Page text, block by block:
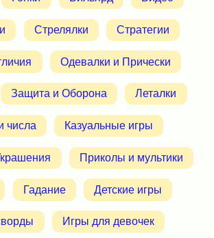
Стрелялки Стратегии
Одевалки и Прически
Защита и Оборона Леталки
числа Казуальные игры
Приколы и мультики
Гадание Детские игры
Игры для девочек